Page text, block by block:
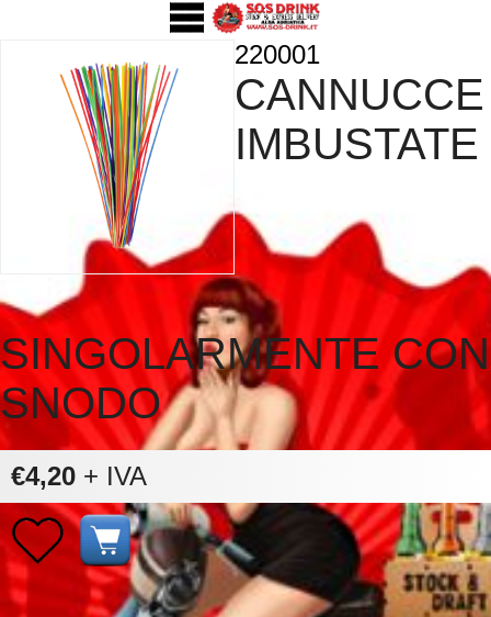
220001
CANNUCCE
IMBUSTATE
SINGOLARMENTE CON
SNODO
€4,20 + IVA